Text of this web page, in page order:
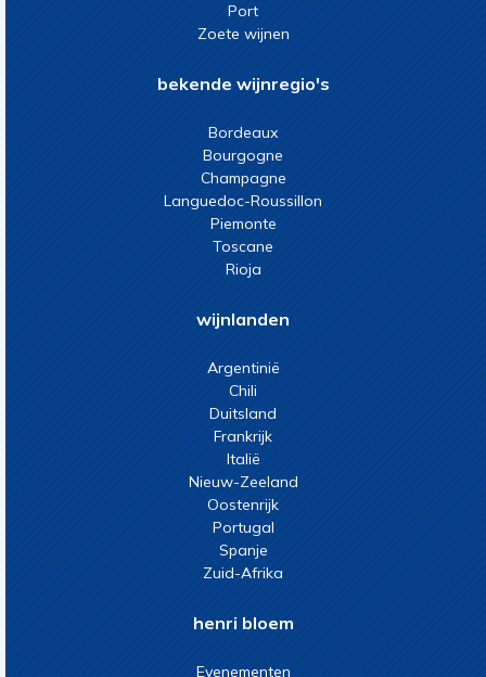
Port
Zoete wijnen
bekende wijnregio's
Bordeaux
Bourgogne
Champagne
Languedoc-Roussillon
Piemonte
Toscane
Rioja
wijnlanden
Argentinië
Chili
Duitsland
Frankrijk
Italië
Nieuw-Zeeland
Oostenrijk
Portugal
Spanje
Zuid-Afrika
henri bloem
Evenementen